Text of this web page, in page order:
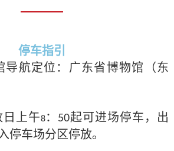
停车指引
导航定位：广东省博物馆（东
日上午8： 50起可进场停车，出
停车场分区停放。